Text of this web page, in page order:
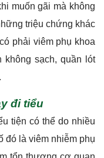
muốn gãi mà không
triệu chứng khác
phải viêm phụ khoa
sạch, quần lót
đi tiểu
tiện có thể do nhiều
đó là viêm nhiễm phụ